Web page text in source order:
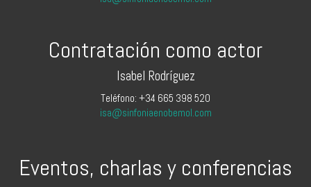
Contratación como actor
Isabel Rodríguez
Teléfono: +34 665 398 520
isa@sinfoniaenobemol.com
Eventos, charlas y conferencias